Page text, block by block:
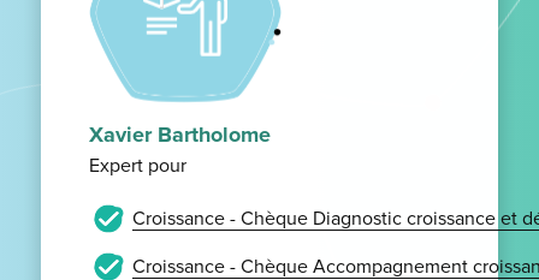
Xavier Bartholome
Expert pour
Croissance - Chèque Diagnostic croissance et
Croissance - Chèque Accompagnement